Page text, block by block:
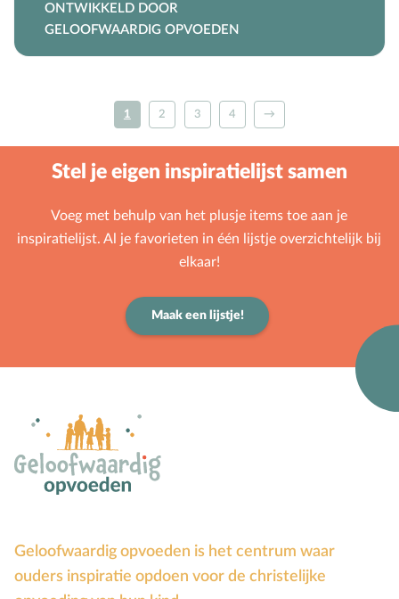
ONTWIKKELD DOOR
GELOOFWAARDIG OPVOEDEN
1 2 3 4 →
Stel je eigen inspiratielijst samen
Voeg met behulp van het plusje items toe aan je
inspiratielijst. Al je favorieten in één lijstje overzichtelijk bij
elkaar!
Maak een lijstje!
Geloofwaardig opvoeden is het centrum waar
ouders inspiratie opdoen voor de christelijke